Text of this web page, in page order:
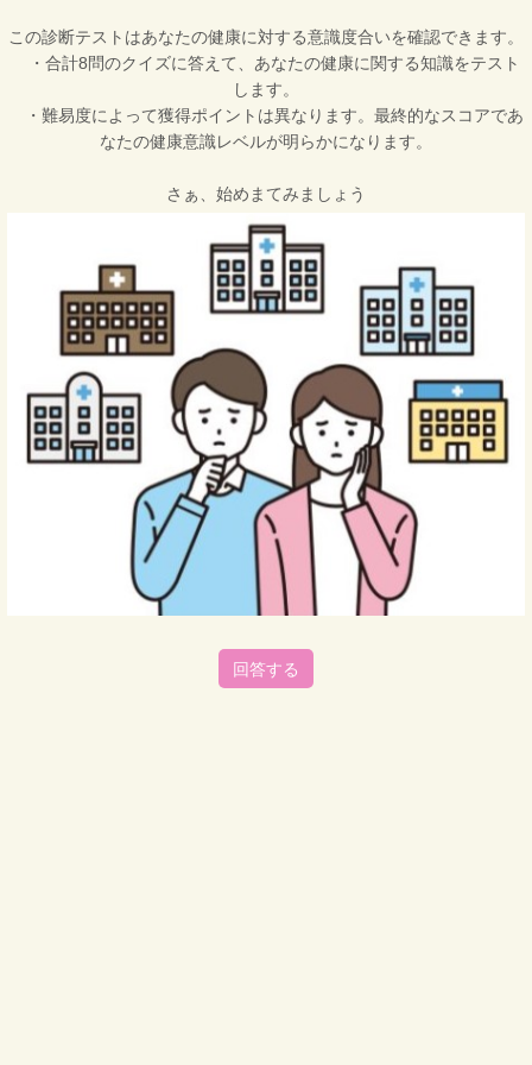
この診断テストはあなたの健康に対する意識度合いを確認できます。
・合計8問のクイズに答えて、あなたの健康に関する知識をテスト
します。
・難易度によって獲得ポイントは異なります。最終的なスコアであ
なたの健康意識レベルが明らかになります。
さぁ、始めまてみましょう